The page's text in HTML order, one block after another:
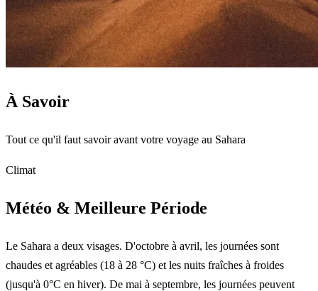
À Savoir
Tout ce qu'il faut savoir avant votre voyage au Sahara
Climat
Météo & Meilleure Période
Le Sahara a deux visages. D'octobre à avril, les journées sont
chaudes et agréables (18 à 28 °C) et les nuits fraîches à froides
(jusqu'à 0°C en hiver). De mai à septembre, les journées peuvent